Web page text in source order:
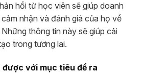
hồi từ học viên sẽ giúp doanh
nhận và đánh giá của họ về
thông tin này sẽ giúp cải
trong tương lai.
được với mục tiêu đề ra